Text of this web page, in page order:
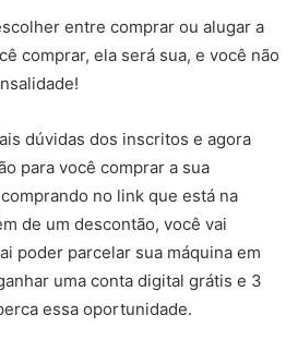
entre comprar ou alugar a
comprar, ela será sua, e você não
dúvidas dos inscritos e agora
para você comprar a sua
no link que está na
de um descontão, você vai
poder parcelar sua máquina em
uma conta digital grátis e 3
essa oportunidade.